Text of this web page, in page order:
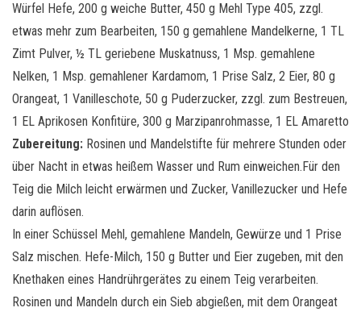
Würfel Hefe, 200 g weiche Butter, 450 g Mehl Type 405, zzgl.
etwas mehr zum Bearbeiten, 150 g gemahlene Mandelkerne, 1 TL
Zimt Pulver, ½ TL geriebene Muskatnuss, 1 Msp. gemahlene
Nelken, 1 Msp. gemahlener Kardamom, 1 Prise Salz, 2 Eier, 80 g
Orangeat, 1 Vanilleschote, 50 g Puderzucker, zzgl. zum Bestreuen,
1 EL Aprikosen Konfitüre, 300 g Marzipanrohmasse, 1 EL Amaretto
Zubereitung: Rosinen und Mandelstifte für mehrere Stunden oder
über Nacht in etwas heißem Wasser und Rum einweichen.Für den
Teig die Milch leicht erwärmen und Zucker, Vanillezucker und Hefe
darin auflösen.
In einer Schüssel Mehl, gemahlene Mandeln, Gewürze und 1 Prise
Salz mischen. Hefe-Milch, 150 g Butter und Eier zugeben, mit den
Knethaken eines Handrührgerätes zu einem Teig verarbeiten.
Rosinen und Mandeln durch ein Sieb abgießen, mit dem Orangeat